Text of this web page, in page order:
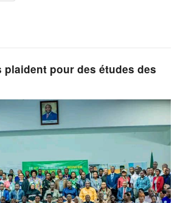
plaident pour des études des